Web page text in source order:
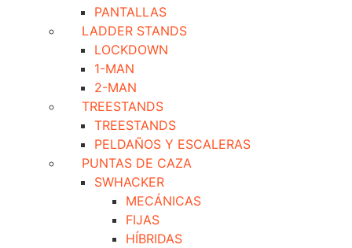
PANTALLAS
LADDER STANDS
LOCKDOWN
1-MAN
2-MAN
TREESTANDS
TREESTANDS
PELDAÑOS Y ESCALERAS
PUNTAS DE CAZA
SWHACKER
MECÁNICAS
FIJAS
HÍBRIDAS